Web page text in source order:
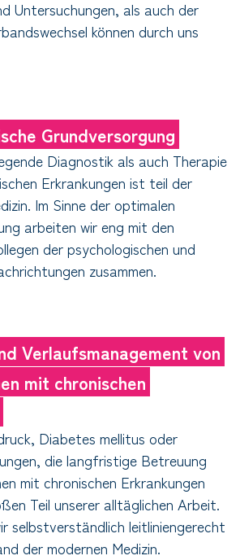
Untersuchungen, als auch der
können durch uns
Grundversorgung
Diagnostik als auch Therapie
Erkrankungen ist teil der
Im Sinne der optimalen
arbeiten wir eng mit den
der psychologischen und
zusammen.
Verlaufsmanagement von
mit chronischen
Diabetes mellitus oder
die langfristige Betreuung
mit chronischen Erkrankungen
Teil unserer alltäglichen Arbeit.
selbstverständlich leitliniengerecht
der modernen Medizin.